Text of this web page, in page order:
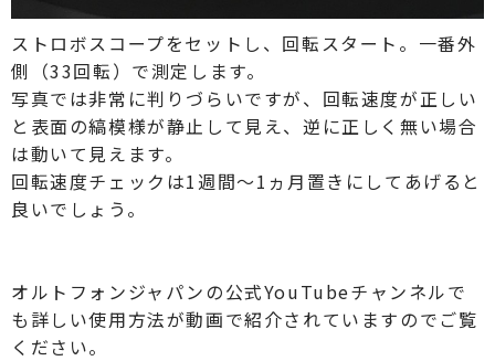
ストロボスコープをセットし、回転スタート。一番外
側（33回転）で測定します。
写真では非常に判りづらいですが、回転速度が正しい
と表面の縞模様が静止して見え、逆に正しく無い場合
は動いて見えます。
回転速度チェックは1週間～1ヵ月置きにしてあげると
良いでしょう。
オルトフォンジャパンの公式YouTubeチャンネルで
も詳しい使用方法が動画で紹介されていますのでご覧
ください。